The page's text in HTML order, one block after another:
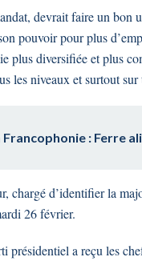
devrait faire un bon
pouvoir pour plus
plus diversifiée et plus
les niveaux et surtout
Francophonie : Ferre
chargé d’identifier la
26 février.
présidentiel a reçu les